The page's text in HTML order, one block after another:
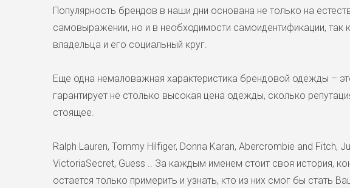
Популярность брендов в наши дни основана не только на
самовыражении, но и в необходимости самоидентификации, так
владельца и его социальный круг.
Еще одна немаловажная характеристика брендовой одежды –
гарантирует не столько высокая цена одежды, сколько
стоящее.
Ralph Lauren, Tommy Hilfiger, Donna Karan, Abercrombie and Fitch,
VictoriaSecret, Guess .. За каждым именем стоит своя история,
остается только примерить и узнать, кто из них смог бы стать